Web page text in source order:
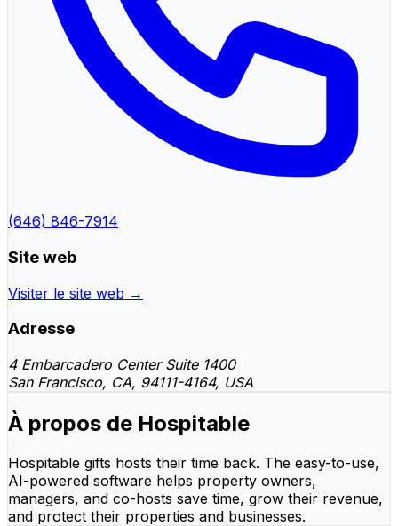
(646) 846-7914
Site web
Visiter le site web →
Adresse
4 Embarcadero Center Suite 1400
San Francisco, CA, 94111-4164, USA
À propos de Hospitable
Hospitable gifts hosts their time back. The easy-to-use,
AI-powered software helps property owners,
managers, and co-hosts save time, grow their revenue,
and protect their properties and businesses.